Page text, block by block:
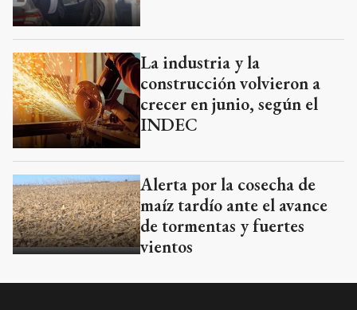
La industria y la
construcción volvieron a
crecer en junio, según el
INDEC
Alerta por la cosecha de
maíz tardío ante el avance
de tormentas y fuertes
vientos